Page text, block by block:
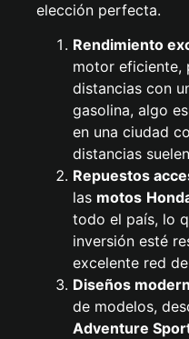
elección perfecta.
Rendimiento
motor eficiente,
distancias con
gasolina, algo
en una ciudad
distancias
Repuestos
las motos
todo el país, lo
inversión esté
excelente red
Diseños
de modelos,
Adventure